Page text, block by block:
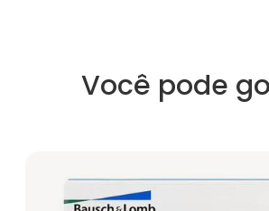
Você pode